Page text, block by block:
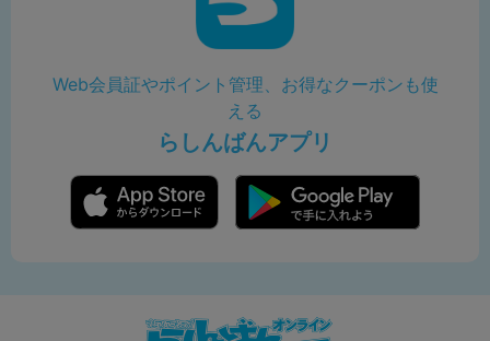
Web会員証やポイント管理、お得なクーポンも使
える
らしんばんアプリ